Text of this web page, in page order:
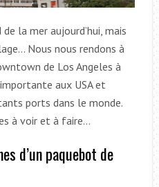
la mer aujourd’hui, mais
Nous nous rendons à
de Los Angeles à
aux USA et
ports dans le monde.
à voir et à faire…
d’un paquebot de